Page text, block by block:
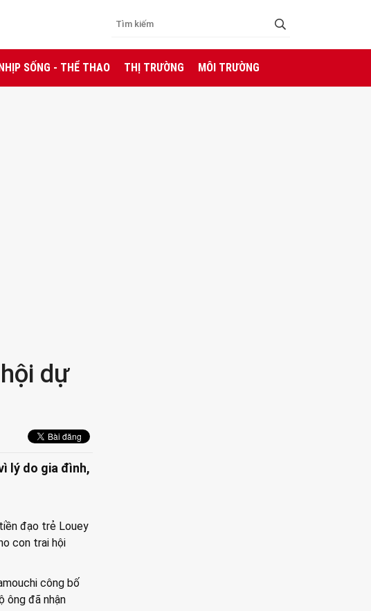
SỐNG - THỂ THAO THỊ TRƯỜNG MÔI TRƯỜNG
dự
lý do gia đình,
đạo trẻ Louey
con trai hội
công bố
ông đã nhận